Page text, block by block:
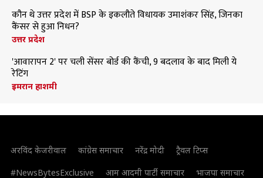
कौन थे उत्तर प्रदेश में BSP के इकलौते विधायक उमाशंकर सिंह, जिनका
कैंसर से हुआ निधन?
उत्तर प्रदेश
'आवारापन 2' पर चली सेंसर बोर्ड की कैंची, 9 बदलाव के बाद मिली ये
रेटिंग
इमरान हाशमी
अरविंद केजरीवाल कांग्रेस समाचार नरेंद्र मोदी
ट्रैवल टिप्स
#NewsBytesExclusive
आम आदमी पार्टी समाचार भाजपा समाचार